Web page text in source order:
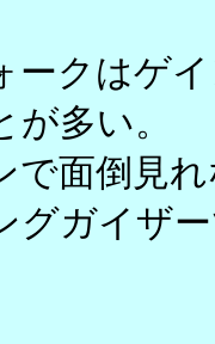
ークはゲ
多い。
で面倒見
グガイザ